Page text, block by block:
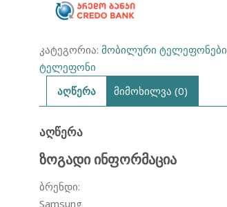
კატეგორია:მობილური ტელეფონები
ტელეფონი
აღწერა
მიმოხილვა (0)
ᲐᲦᲬᲔᲠᲐ
ზოგადი ინფორმაცია
ბრენდი:
Samsung